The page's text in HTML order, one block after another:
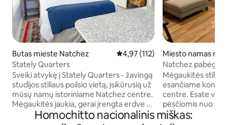
Butas mieste Natchez Vidutinis įvertinimas: 4,97 iš 5,
4,97 (112)
Stately Quarters
Sveiki atvykę į Stately Quarters - žavingą
studijos stiliaus poilsio vietą, įsikūrusią už
mūsų namų istoriniame Natchez centre.
Mėgaukitės jaukia, gerai įrengta erdve su
moderniais patogumais, vos už kelių
Miesto namas
ez
Natchez
kondominiumas
Mėgaukitės
esančiame
centre. Esate vos už kelių minučių kelio
pėsčiomis nuo
restoranų,
Homochitto nacionalinis miškas: